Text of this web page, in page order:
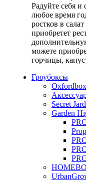
Радуйте себя
любое время
ростков в
приобретет
можете
горчицы,
Гроубоксы
Oxfordbox
Secret
Garden